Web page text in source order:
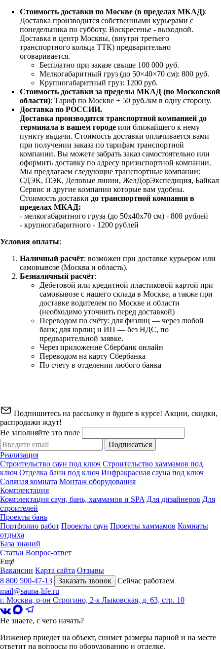
Стоимость доставки по Москве (в пределах МКАД):
Доставка производится собственными курьерами с
понедельника по субботу. Воскресенье - выходной.
Доставка в центр Москвы, (внутри третьего
транспортного кольца ТТК) предварительно
оговаривается.
Бесплатно при заказе свыше 100 000 руб.
Мелкогабаритный груз (до 50×40×70 см): 800 руб.
Крупногабаритный груз: 1200 руб.
Стоимость доставки за пределы МКАД (по Московской
области): Тариф по Москве + 50 руб./км в одну сторону.
Доставка по РОССИИ.
Доставка производится транспортной компанией до
терминала в вашем городе или ближайшего к нему
пункту выдачи. Стоимость доставки оплачивается вами
при получении заказа по тарифам транспортной
компании. Вы можете забрать заказ самостоятельно или
оформить доставку по адресу признспортной компании.
Мы предлагаем следующие транспортные компании:
СДЭК, ПЭК, Деловые линии, ЖелДорЭкспедиция, Байкал
Сервис и другие компании которые вам удобны.
Стоимость доставки до транспортной компании в
пределах МКАД:
- мелкогабаритного груза (до 50х40х70 см) - 800 рублей
- крупногабаритного - 1200 рублей
Условия оплаты:
Наличный расчёт: возможен при доставке курьером или
самовывозе (Москва и область).
Безналичный расчёт:
Дебетовой или кредитной пластиковой картой при
самовывозе с нашего склада в Москве, а также при
доставке водителем по Москве и области
(необходимо уточнить перед доставкой)
Переводом по счёту: для физлиц — через любой
банк; для юрлиц и ИП — без НДС, по
предварительной заявке.
Через приложение Сбербанк онлайн
Переводом на карту Сбербанка
По счету в отделении любого банка
Подпишитесь на рассылку и будьте в курсе! Акции, скидки,
распродажи ждут!
Не заполняйте это поле
Подписаться
Реализация
Строительство саун под ключ Строительство хаммамов под
ключ Отделка бани под ключ Инфракрасная сауна под ключ
Соляная комната Монтаж оборудования
Комплектация
Комплектация саун, бань, хаммамов и SPA Для дизайнеров Для
строителей
Проекты бань
Портфолио работ Проекты саун Проекты хаммамов Комнаты
отдыха
База знаний
Статьи Вопрос-ответ
Ещё
Вакансии Карта сайта Отзывы
8 800 500-47-13
Заказать звонок
Сейчас работаем
mail@sauna-life.ru
г. Москва, р-он Строгино, 2-я Лыковская, д. 63, стр. 10
Не знаете, с чего начать?
Инженер приедет на объект, снимет размеры парной и на месте
ответит на вопросы по оборудованию и отделке.